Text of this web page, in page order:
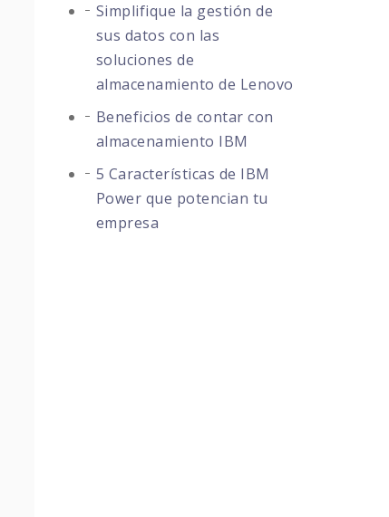
Simplifique la gestión de
sus datos con las
soluciones de
almacenamiento de Lenovo
Beneficios de contar con
almacenamiento IBM
5 Características de IBM
Power que potencian tu
empresa